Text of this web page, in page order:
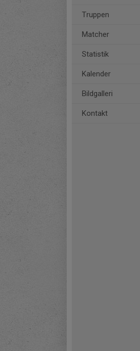
Truppen
Matcher
Statistik
Kalender
Bildgalleri
Kontakt